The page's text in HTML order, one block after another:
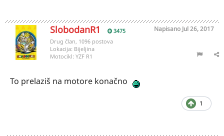
SlobodanR1 3475 Napisano Jul 26, 2017
Drug član, 1096 postova
Lokacija: Bijeljina
Motocikl: YZF R1
To prelaziš na motore konačno
1